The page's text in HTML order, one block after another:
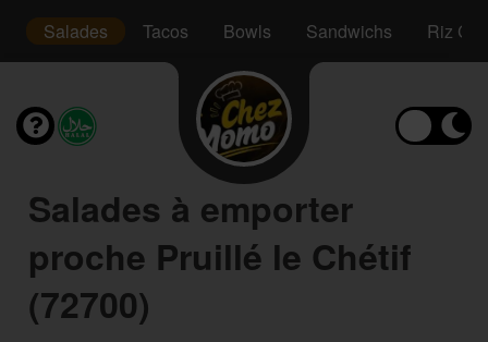
Salades Tacos Bowls Sandwichs Riz
Salades à emporter
proche Pruillé le Chétif
(72700)